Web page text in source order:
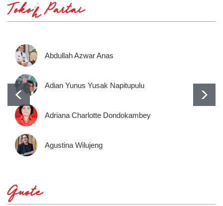
Tokoh Partai
Abdullah Azwar Anas
Adian Yunus Yusak Napitupulu
Adriana Charlotte Dondokambey
Agustina Wilujeng
Quote